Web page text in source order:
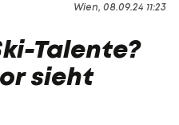
Wien, 08.09.24 11:23
Talente?
sieht